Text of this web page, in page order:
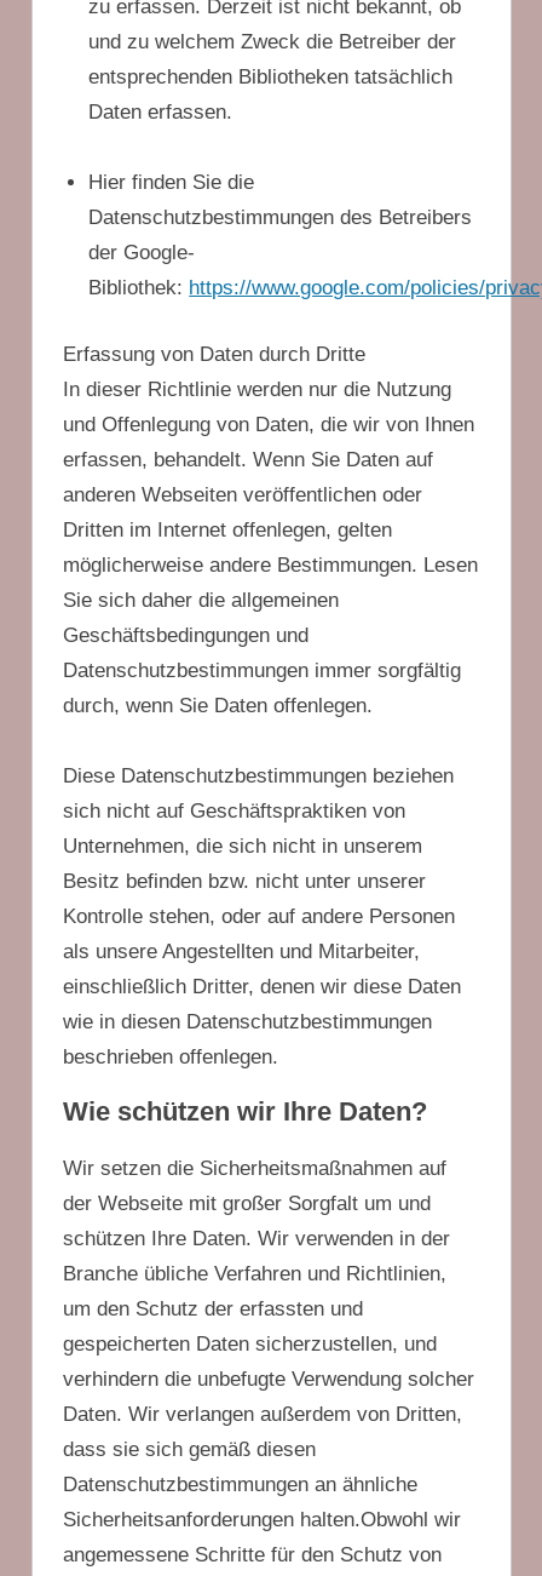
zu erfassen. Derzeit ist nicht bekannt, ob
und zu welchem Zweck die Betreiber der
entsprechenden Bibliotheken tatsächlich
Daten erfassen.
Hier finden Sie die
Datenschutzbestimmungen des Betreibers
der Google-
Bibliothek: https://www.google.com/policies/
Erfassung von Daten durch Dritte
In dieser Richtlinie werden nur die Nutzung
und Offenlegung von Daten, die wir von Ihnen
erfassen, behandelt. Wenn Sie Daten auf
anderen Webseiten veröffentlichen oder
Dritten im Internet offenlegen, gelten
möglicherweise andere Bestimmungen. Lesen
Sie sich daher die allgemeinen
Geschäftsbedingungen und
Datenschutzbestimmungen immer sorgfältig
durch, wenn Sie Daten offenlegen.
Diese Datenschutzbestimmungen beziehen
sich nicht auf Geschäftspraktiken von
Unternehmen, die sich nicht in unserem
Besitz befinden bzw. nicht unter unserer
Kontrolle stehen, oder auf andere Personen
als unsere Angestellten und Mitarbeiter,
einschließlich Dritter, denen wir diese Daten
wie in diesen Datenschutzbestimmungen
beschrieben offenlegen.
Wie schützen wir Ihre Daten?
Wir setzen die Sicherheitsmaßnahmen auf
der Webseite mit großer Sorgfalt um und
schützen Ihre Daten. Wir verwenden in der
Branche übliche Verfahren und Richtlinien,
um den Schutz der erfassten und
gespeicherten Daten sicherzustellen, und
verhindern die unbefugte Verwendung solcher
Daten. Wir verlangen außerdem von Dritten,
dass sie sich gemäß diesen
Datenschutzbestimmungen an ähnliche
Sicherheitsanforderungen halten.Obwohl wir
angemessene Schritte für den Schutz von